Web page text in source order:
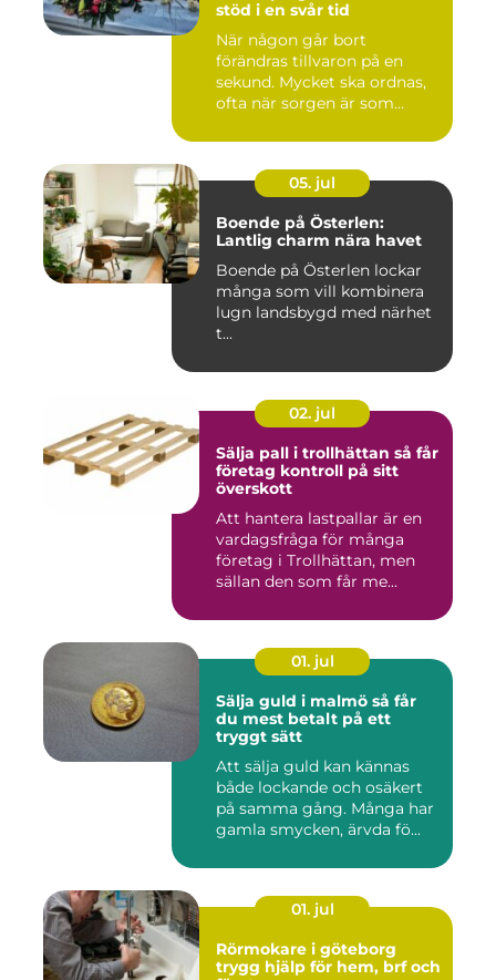
stöd i en svår tid
När någon går bort
förändras tillvaron på en
sekund. Mycket ska ordnas,
ofta när sorgen är som
05. jul
Boende på Österlen:
Lantlig charm nära havet
Boende på Österlen lockar
många som vill kombinera
lugn landsbygd med närhet
t...
02. jul
Sälja pall i trollhättan så får
företag kontroll på sitt
överskott
Att hantera lastpallar är en
vardagsfråga för många
företag i Trollhättan, men
sällan den som får me...
01. jul
Sälja guld i malmö så får
du mest betalt på ett
tryggt sätt
Att sälja guld kan kännas
både lockande och osäkert
på samma gång. Många har
gamla smycken, ärvda fö...
01. jul
Rörmokare i göteborg
trygg hjälp för hem, brf och